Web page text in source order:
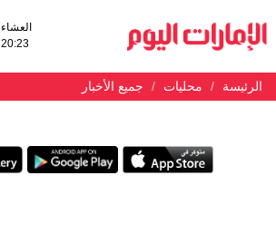
العشاء
20:23
الرئيسة محليات جميع الأخبار